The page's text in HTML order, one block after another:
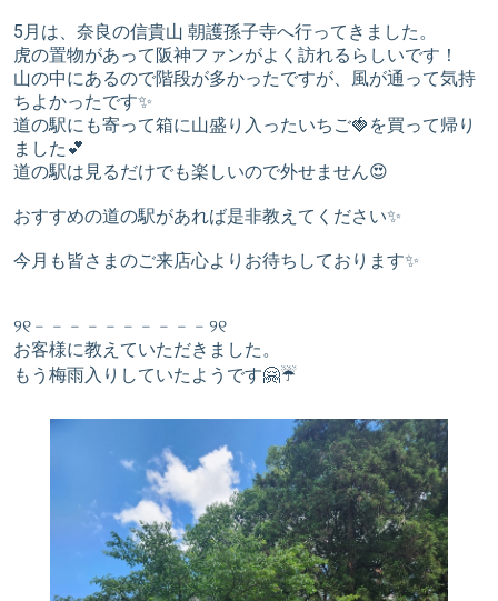
5月は、奈良の信貴山 朝護孫子寺へ行ってきました。
虎の置物があって阪神ファンがよく訪れるらしいです！
山の中にあるので階段が多かったですが、風が通って気持
ちよかったです✨
道の駅にも寄って箱に山盛り入ったいちご🍓を買って帰り
ました💕
道の駅は見るだけでも楽しいので外せません😍
おすすめの道の駅があれば是非教えてください✨
今月も皆さまのご来店心よりお待ちしております✨
୨୧﹣﹣﹣﹣﹣﹣﹣﹣﹣﹣୨୧
お客様に教えていただきました。
もう梅雨入りしていたようです🤗☔